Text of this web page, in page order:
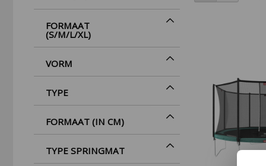
FORMAAT
(S/M/L/XL)
VORM
TYPE
FORMAAT (IN CM)
TYPE SPRINGMAT